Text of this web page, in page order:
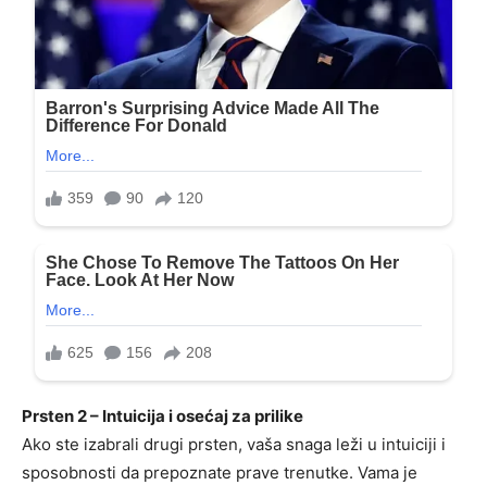
Prsten 2 – Intuicija i osećaj za prilike
Ako ste izabrali drugi prsten, vaša snaga leži u intuiciji i
sposobnosti da prepoznate prave trenutke. Vama je